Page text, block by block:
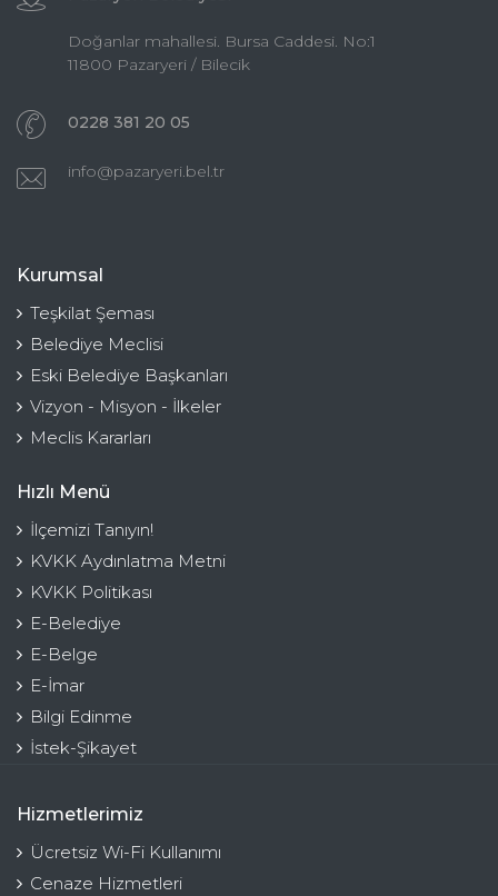
Doğanlar mahallesi. Bursa Caddesi. No:1
11800 Pazaryeri / Bilecik
0228 381 20 05
info@pazaryeri.bel.tr
Kurumsal
Teşkilat Şeması
Belediye Meclisi
Eski Belediye Başkanları
Vizyon - Misyon - İlkeler
Meclis Kararları
Hızlı Menü
İlçemizi Tanıyın!
KVKK Aydınlatma Metni
KVKK Politikası
E-Belediye
E-Belge
E-İmar
Bilgi Edinme
İstek-Şikayet
Hizmetlerimiz
Ücretsiz Wi-Fi Kullanımı
Cenaze Hizmetleri